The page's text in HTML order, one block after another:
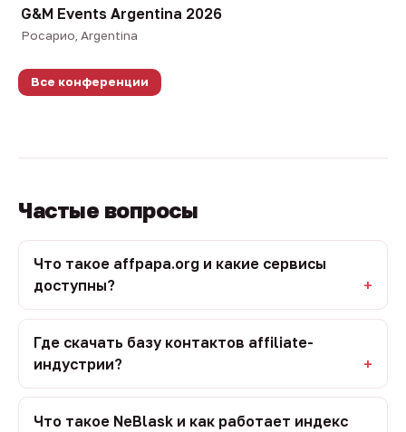
G&M Events Argentina 2026
Росарио, Argentina
Все конференции
Частые вопросы
Что такое affpapa.org и какие сервисы
доступны?
Где скачать базу контактов affiliate-
индустрии?
Что такое NeBlask и как работает индекс